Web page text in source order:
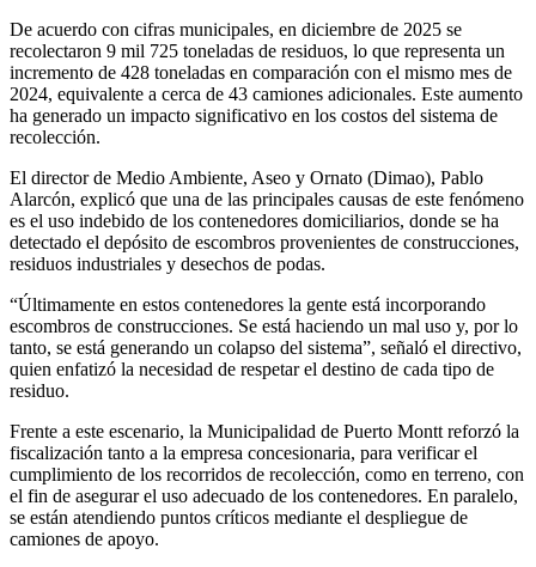
De acuerdo con cifras municipales, en diciembre de 2025 se
recolectaron 9 mil 725 toneladas de residuos, lo que representa un
incremento de 428 toneladas en comparación con el mismo mes de
2024, equivalente a cerca de 43 camiones adicionales. Este aumento
ha generado un impacto significativo en los costos del sistema de
recolección.
El director de Medio Ambiente, Aseo y Ornato (Dimao), Pablo
Alarcón, explicó que una de las principales causas de este fenómeno
es el uso indebido de los contenedores domiciliarios, donde se ha
detectado el depósito de escombros provenientes de construcciones,
residuos industriales y desechos de podas.
“Últimamente en estos contenedores la gente está incorporando
escombros de construcciones. Se está haciendo un mal uso y, por lo
tanto, se está generando un colapso del sistema”, señaló el directivo,
quien enfatizó la necesidad de respetar el destino de cada tipo de
residuo.
Frente a este escenario, la Municipalidad de Puerto Montt reforzó la
fiscalización tanto a la empresa concesionaria, para verificar el
cumplimiento de los recorridos de recolección, como en terreno, con
el fin de asegurar el uso adecuado de los contenedores. En paralelo,
se están atendiendo puntos críticos mediante el despliegue de
camiones de apoyo.